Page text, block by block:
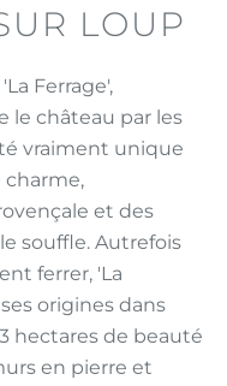
LOUP
Ferrage',
le château par les
vraiment unique
et des
souffle. Autrefois
ferrer, 'La
origines dans
hectares de beauté
en pierre et